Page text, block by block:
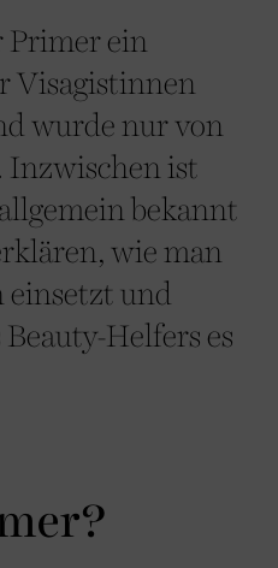
Primer ein
Visagistinnen
wurde nur von
Inzwischen ist
bekannt
wie man
einsetzt und
Helfers es